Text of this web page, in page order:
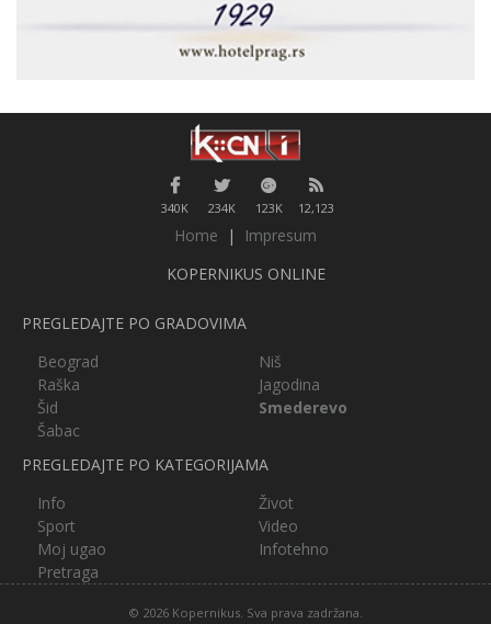
340K 234K 123K 12,123
Home |
Impresum
KOPERNIKUS ONLINE
PREGLEDAJTE PO GRADOVIMA
Beograd
Niš
Raška
Jagodina
Šid
Smederevo
Šabac
PREGLEDAJTE PO KATEGORIJAMA
Info
Život
Sport
Video
Moj ugao
Infotehno
Pretraga
© 2026 Kopernikus. Sva prava zadržana.